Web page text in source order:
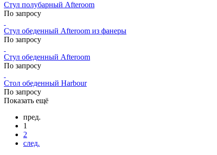
Стул полубарный Afteroom
По запросу
Стул обеденный Afteroom из фанеры
По запросу
Стул обеденный Afteroom
По запросу
Стол обеденный Harbour
По запросу
Показать ещё
пред.
1
2
след.